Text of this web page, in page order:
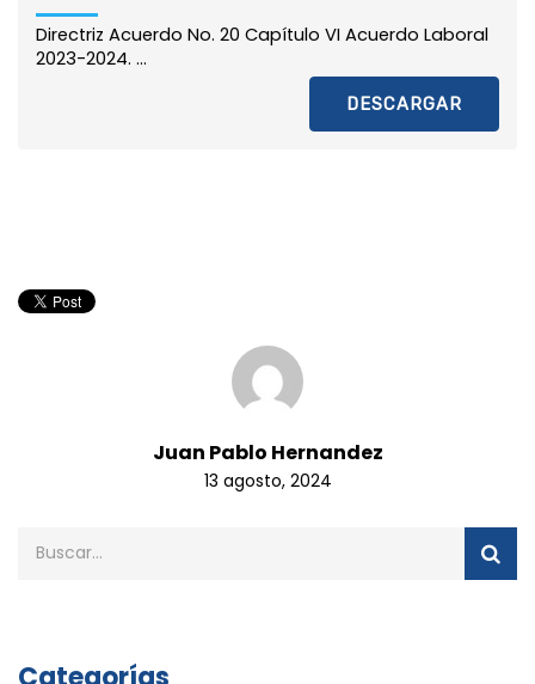
Directriz Acuerdo No. 20 Capítulo VI Acuerdo Laboral
2023-2024. ...
DESCARGAR
Juan Pablo Hernandez
13 agosto, 2024